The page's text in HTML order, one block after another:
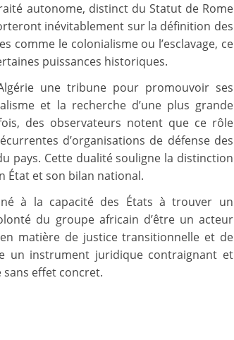
autonome, distinct du Statut de Rome
inévitablement sur la définition des
comme le colonialisme ou l’esclavage, ce
puissances historiques.
une tribune pour promouvoir ses
et la recherche d’une plus grande
des observateurs notent que ce rôle
d’organisations de défense des
pays. Cette dualité souligne la distinction
État et son bilan national.
à la capacité des États à trouver un
du groupe africain d’être un acteur
matière de justice transitionnelle et de
un instrument juridique contraignant et
effet concret.